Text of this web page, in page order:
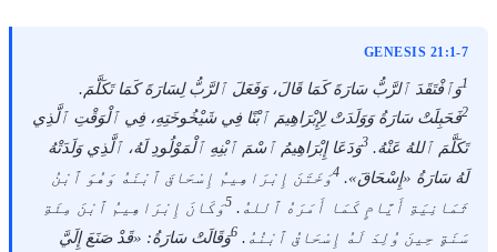
GENESIS 21:1-7
1وَٱفْتَقَدَ ٱلرَّبُّ سَارَةَ كَمَا قَالَ، وَفَعَلَ ٱلرَّبُّ لِسَارَةَ كَمَا تَكَلَّمَ.
2فَحَبِلَتْ سَارَةُ وَوَلَدَتْ لِإِبْرَاهِيمَ ٱبْنًا فِي شَيْخُوخَتِهِ، فِي ٱلْوَقْتِ ٱلَّذِي
تَكَلَّمَ ٱللهُ عَنْهُ. 3وَدَعَا إِبْرَاهِيمُ ٱسْمَ ٱبْنِهِ ٱلْمَوْلُودِ لَهُ، ٱلَّذِي وَلَدَتْهُ
لَهُ سَارَةُ «إِسْحَاقَ». 4وَخَتَنَ إِبْرَاهِيمُ إِسْحَاقَ ٱبْنَهُ وَهُوَ ٱبْنُ
ثَمَانِيَةِ أَيَّامٍ كَمَا أَمَرَهُ ٱللهُ. 5وَكَانَ إِبْرَاهِيمُ ٱبْنَ مِئَةِ
سَنَةٍ حِينَ وُلِدَ لَهُ إِسْحَاقُ ٱبْنُهُ. 6وَقَالَتْ سَارَةُ: «قَدْ صَنَعَ إِلَيَّ